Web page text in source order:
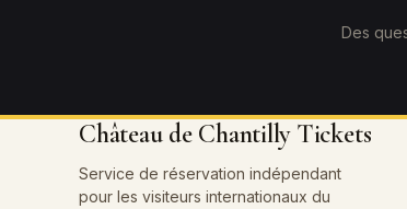
Des
Château de Chantilly Tickets
Service de réservation indépendant
pour les visiteurs internationaux du